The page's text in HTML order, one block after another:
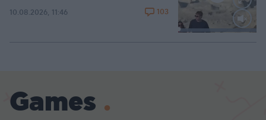
Loaded
10.08.2026, 11:46 103
Games